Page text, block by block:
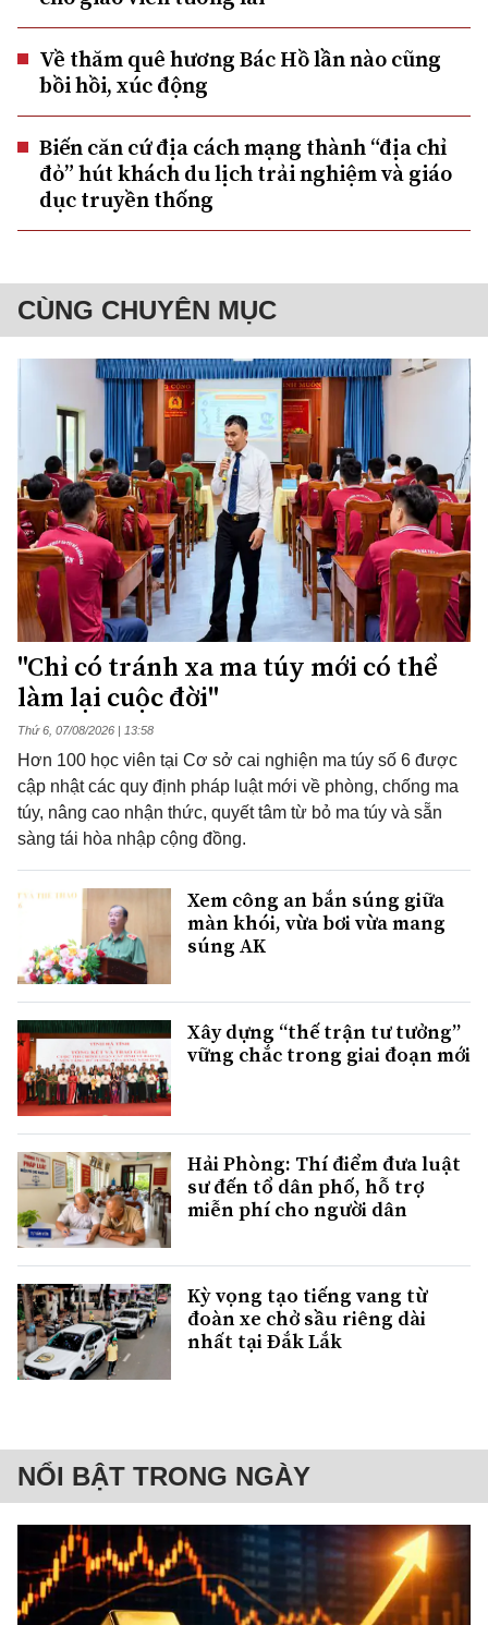
Về thăm quê hương Bác Hồ lần nào cũng
bồi hồi, xúc động
Biến căn cứ địa cách mạng thành “địa chỉ
đỏ” hút khách du lịch trải nghiệm và giáo
dục truyền thống
CÙNG CHUYÊN MỤC
"Chỉ có tránh xa ma túy mới có thể
làm lại cuộc đời"
Thứ 6, 07/08/2026 | 13:58
Hơn 100 học viên tại Cơ sở cai nghiện ma túy số 6 được
cập nhật các quy định pháp luật mới về phòng, chống ma
túy, nâng cao nhận thức, quyết tâm từ bỏ ma túy và sẵn
sàng tái hòa nhập cộng đồng.
Xem công an bắn súng giữa
màn khói, vừa bơi vừa mang
súng AK
Xây dựng “thế trận tư tưởng”
vững chắc trong giai đoạn mới
Hải Phòng: Thí điểm đưa luật
sư đến tổ dân phố, hỗ trợ
miễn phí cho người dân
Kỳ vọng tạo tiếng vang từ
đoàn xe chở sầu riêng dài
nhất tại Đắk Lắk
NỔI BẬT TRONG NGÀY